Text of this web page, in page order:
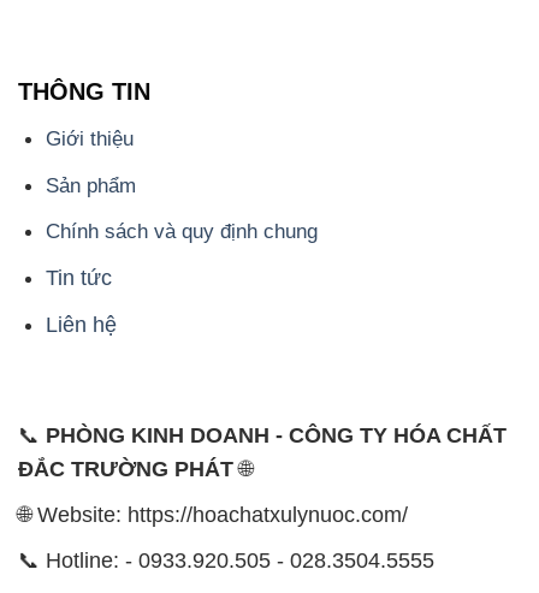
THÔNG TIN
Giới thiệu
Sản phẩm
Chính sách và quy định chung
Tin tức
Liên hệ
📞 PHÒNG KINH DOANH - CÔNG TY HÓA CHẤT
ĐẮC TRƯỜNG PHÁT🌐
🌐 Website: https://hoachatxulynuoc.com/
📞 Hotline: - 0933.920.505 - 028.3504.5555